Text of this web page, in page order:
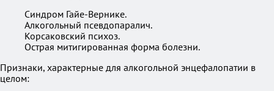
Синдром Гайе-Вернике.
Алкогольный псевдопаралич.
Корсаковский психоз.
Острая митигированная форма болезни.
Признаки, характерные для алкогольной энцефалопатии в
целом: